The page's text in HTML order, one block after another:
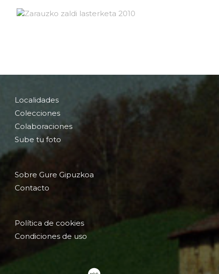
Localidades
Colecciones
Colaboraciones
Sube tu foto
Sobre Gure Gipuzkoa
Contacto
Política de cookies
Condiciones de uso